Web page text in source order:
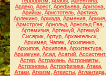
Ардеко Арест, Арефьева Аризона
Арийцы, Аристотель, Арктика,
Арлекино Армада Армения Армия
Армстронг, Арнольд Арнольд Ева
Артемизия, Артемуй, Артемуй
Сисярик Артур Архангельск
Архимед. Чапек Архипенко
Архипов, Архипова, Архитектура,
Аршакуни, Асад, Асатий, Ассистент,
Астер Астрахань Астронавты
Астрономы, Астрофизика, Атака,
Атаки, Атеизм Атеисты, Атлантида,